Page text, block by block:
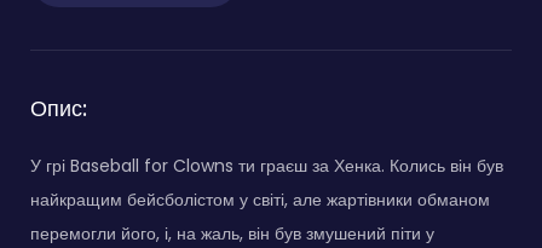
Опис:
У грі Baseball for Clowns ти граєш за Хенка. Колись він був
найкращим бейсболістом у світі, але жартівники обманом
перемогли його, і, на жаль, він був змушений піти у